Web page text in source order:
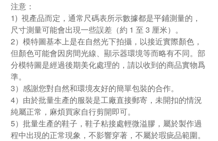
注意：
1) 視產品而定，通常尺碼表所示數據都是平鋪測量的，
尺寸測量可能會出現一些誤差（約 1 至 3 厘米）。
2）模特圖基本上是在自然光下拍攝，以接近實際顏色，
但顏色可能會因房間光線、顯示器環境等而略有不同。部
分模特圖是經過後期美化處理的，請以收到的商品實物爲
準。
3）感謝您對自然和環境友好的簡單包裝的合作。
4）由於批量生產的服裝是工廠直接郵寄，未開扣的情況
純屬正常，麻煩買家自行剪開即可。
5）批量生產的鞋子，鞋子粘接處輕微溢膠，屬於製作過
程中出現的正常現象，不影響穿著，不屬於瑕疵品範圍。